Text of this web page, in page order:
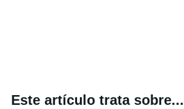
Este artículo trata sobre...